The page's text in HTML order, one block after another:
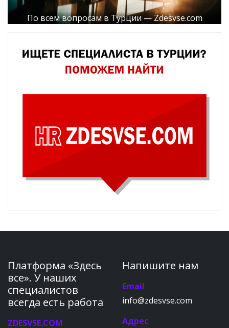
По всем вопросам в Турции — Zdesvse.com
Платформа «Здесь
все». У наших
специалистов
всегда есть работа
ZDESVSE.COM
Напишите нам
Email
info@zdesvse.com
Адрес